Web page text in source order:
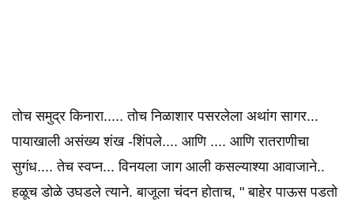
तोच समुद्र किनारा..... तोच निळाशार पसरलेला अथांग सागर...
पायाखाली असंख्य शंख -शिंपले.... आणि .... आणि रातराणीचा
सुगंध.... तेच स्वप्न... विनयला जाग आली कसल्याश्या आवाजाने..
हळूच डोळे उघडले त्याने. बाजूला चंदन होताच, " बाहेर पाऊस पडतो